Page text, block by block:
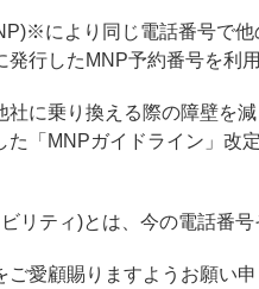
により同じ電話番号で
行したMNP予約番号を利
に乗り換える際の障壁を
た「MNPガイドライン」改
リティ)とは、今の電話番
愛顧賜りますようお願い申